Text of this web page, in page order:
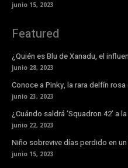
junio 15, 2023
Featured
¿Quién es Blu de Xanadu, el
junio 28, 2023
Conoce a Pinky, la rara delfín rosa
junio 23, 2023
¿Cuándo saldrá ‘Squadron 42’ a
junio 22, 2023
Niño sobrevive días perdido en
junio 15, 2023